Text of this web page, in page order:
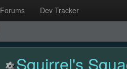
Forums Dev Tracker
Squirrel's